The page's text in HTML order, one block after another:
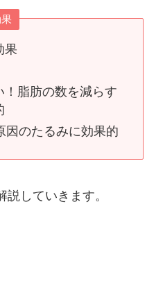
果
！脂肪の数を減らす
因のたるみに効果的
していきます。